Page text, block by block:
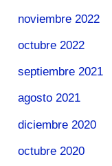
noviembre 2022
octubre 2022
septiembre 2021
agosto 2021
diciembre 2020
octubre 2020